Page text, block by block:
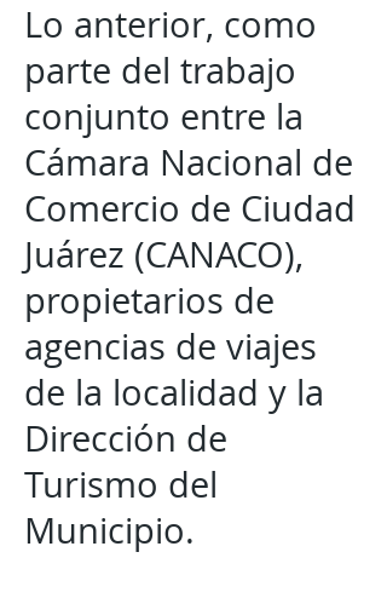
Lo anterior, como
parte del trabajo
conjunto entre la
Cámara Nacional de
Comercio de Ciudad
Juárez (CANACO),
propietarios de
agencias de viajes
de la localidad y la
Dirección de
Turismo del
Municipio.